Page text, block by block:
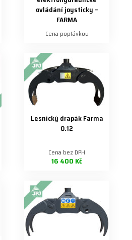
ovládání joysticky –
FARMA
Cena poptávkou
Lesnický drapák Farma
0.12
Cena bez DPH
16 400 Kč